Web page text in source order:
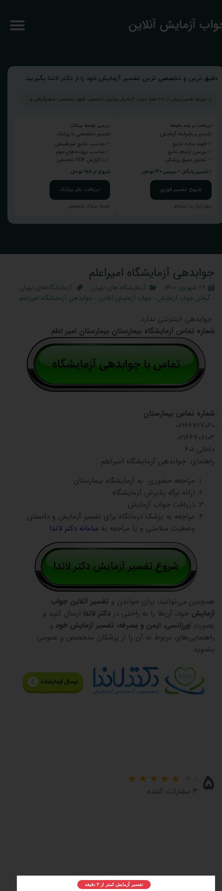
آزمایش آنلاین
دقیق ترین و تخصصی ترین تفسیر آزمایش خود را از دکتر لاندا بگیرید.
با تجربه تفسیر بیش از ۲۰۰ هزار جواب آزمایش روتین، تخصص، فوق تخصصی، سونوگرافی و...
دریافت در چند دقیقه
تفسیر پیشرفته آزمایش
✅ فهم ساده نتایج
✅ بررسی ارتباط نتایج
✅ تحلیل عمیق پزشکی
۱ تفسیر رایگان • سپس ۳۰ تومان
شروع تفسیر فوری
بدون نیاز به ثبت‌نام
بررسی توسط پزشک
تفسیر تخصصی با پزشک
✅ مناسب نتایج غیرطبیعی
✅ مناسب پرونده‌های مهم
✅ با گزارش PDF تخصصی
شروع از ۱۹۵ تومان
دریافت نظر پزشک
توسط پزشک متخصص
جوابدهی آزمایشگاه امیراعلم
۲۹ شهریور ۱۴۰۰ آزمایشگاه‌ های تهران
آزمایشگاه‌های تهران
، گرفتن جواب آزمایش ، جواب آزمایش آنلاین ، جوابدهی آزمایشگاه امیراعلم
جوابدهی اینترنتی ندارد.
شماره تماس آزمایشگاه بیمارستان بیمارستان امیر اعلم
شماره تماس بیمارستان
02166727060
02166708103
داخلی 601
راهنمای جوابدهی آزمایشگاه امیراعلم
مراجعه حضوری به آزمایشگاه بیمارستان
ارائه برگه پذیرش آزمایشگاه
دریافت جواب آزمایش
مراجعه به پزشک درمانگاه برای تفسیر آزمایش و دانستن
وضعیت سلامتی و یا مراجعه به سامانه دکتر لاندا
همچنین می‌توانید، برای خواندن و تفسیر آنلاین جواب
آزمایش خود، آن‌ها را به راحتی در دکتر لاندا ارسال کنید و
بصورت اورژانسی، ایمن و بصرفه، تفسیر آزمایش خود و
راهنمایی‌های مربوط به آن را از پزشکان متخصص و عمومی
بشنوید.
۵ ۳ مشارکت کننده
تفسیر آزمایش کمتر از ۳ دقیقه